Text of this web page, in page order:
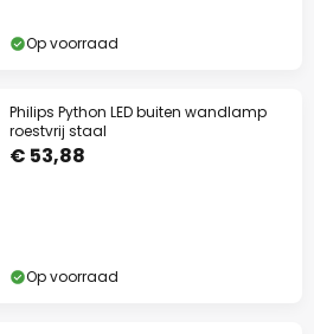
Op voorraad
Philips Python LED buiten wandlamp
roestvrij staal
€ 53,88
Op voorraad